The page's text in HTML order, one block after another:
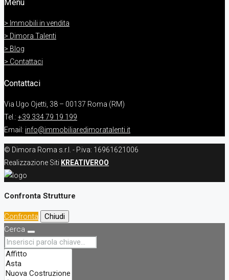
Menu
> Immobili in vendita
> Dimora Talenti
> Blog
> Contattaci
Contattaci
Via Ugo Ojetti, 38 – 00137 Roma (RM)
Tel.: +39 334 79 19 199
Email: info@immobiliaredimoratalenti.it
© Dimora Roma s.r.l. - P.iva: 16961621006
Realizzazione Siti KREATIVEROO
Confronta Strutture
Confronta
Chiudi
Cerca